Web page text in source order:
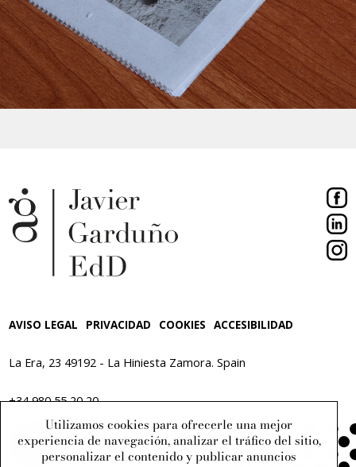
Utilizamos cookies para ofrecerle una mejor
experiencia de navegación, analizar el tráfico del sitio,
personalizar el contenido y publicar anuncios
AVISO LEGAL PRIVACIDAD COOKIES ACCESIBILIDAD
La Era, 23 49192 - La Hiniesta Zamora. Spain
+34 980 55 20 20
info@javiergarduno.com